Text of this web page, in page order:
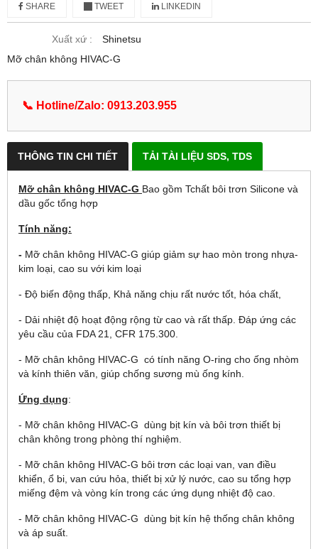
SHARE TWEET LINKEDIN
Xuất xứ :
Shinetsu
Mỡ chân không HIVAC-G
📞 Hotline/Zalo: 0913.203.955
THÔNG TIN CHI TIẾT TẢI TÀI LIỆU SDS, TDS
Mỡ chân không HIVAC-G Bao gồm Tchất bôi trơn Silicone và
dầu gốc tổng hợp
Tính năng:
- Mỡ chân không HIVAC-G giúp giảm sự hao mòn trong nhựa-
kim loại, cao su với kim loại
- Độ biến động thấp, Khả năng chịu rất nước tốt, hóa chất,
- Dải nhiệt độ hoạt động rộng từ cao và rất thấp. Đáp ứng các
yêu cầu của FDA 21, CFR 175.300.
- Mỡ chân không HIVAC-G có tính năng O-ring cho ống nhòm
và kính thiên văn, giúp chống sương mù ống kính.
Ứng dụng:
- Mỡ chân không HIVAC-G dùng bịt kín và bôi trơn thiết bị
chân không trong phòng thí nghiệm.
- Mỡ chân không HIVAC-G bôi trơn các loại van, van điều
khiển, ổ bi, van cứu hỏa, thiết bị xử lý nước, cao su tổng hợp
miếng đệm và vòng kín trong các ứng dụng nhiệt độ cao.
- Mỡ chân không HIVAC-G dùng bịt kín hệ thống chân không
và áp suất.